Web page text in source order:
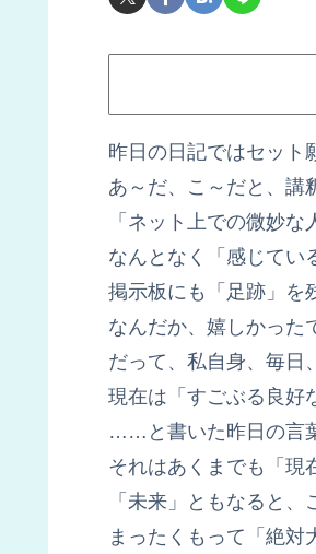
昨日の日記ではセット
あ～だ、こ～だと、講
「ネット上での微妙
なんとなく「感じてい
掲示板にも「足跡」を
なんだか、嬉しかった
だって、私自身、毎日
現在は「すごぶる良好
……と書いた昨日の言
それはあくまでも「現
「未来」ともなると、
まったくもって「絶対